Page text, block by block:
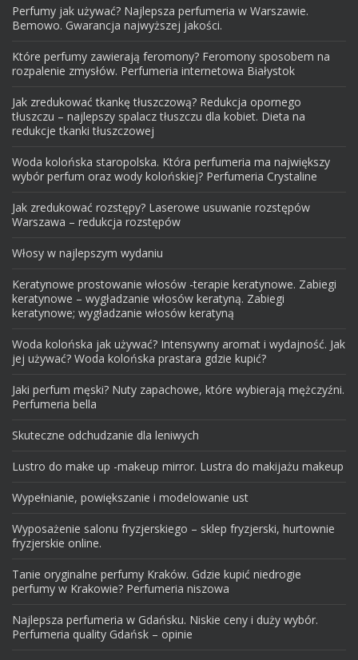
Perfumy jak używać? Najlepsza perfumeria w Warszawie.
Bemowo. Gwarancja najwyższej jakości.
Które perfumy zawierają feromony? Feromony sposobem na
rozpalenie zmysłów. Perfumeria internetowa Białystok
Jak zredukować tkankę tłuszczową? Redukcja opornego
tłuszczu – najlepszy spalacz tłuszczu dla kobiet. Dieta na
redukcje tkanki tłuszczowej
Woda kolońska staropolska. Która perfumeria ma największy
wybór perfum oraz wody kolońskiej? Perfumeria Crystaline
Jak zredukować rozstępy? Laserowe usuwanie rozstępów
Warszawa – redukcja rozstępów
Włosy w najlepszym wydaniu
Keratynowe prostowanie włosów -terapie keratynowe. Zabiegi
keratynowe – wygładzanie włosów keratyną. Zabiegi
keratynowe; wygładzanie włosów keratyną
Woda kolońska jak używać? Intensywny aromat i wydajność. Jak
jej używać? Woda kolońska prastara gdzie kupić?
Jaki perfum męski? Nuty zapachowe, które wybierają mężczyźni.
Perfumeria bella
Skuteczne odchudzanie dla leniwych
Lustro do make up -makeup mirror. Lustra do makijażu makeup
Wypełnianie, powiększanie i modelowanie ust
Wyposażenie salonu fryzjerskiego – sklep fryzjerski, hurtownie
fryzjerskie online.
Tanie oryginalne perfumy Kraków. Gdzie kupić niedrogie
perfumy w Krakowie? Perfumeria niszowa
Najlepsza perfumeria w Gdańsku. Niskie ceny i duży wybór.
Perfumeria quality Gdańsk – opinie